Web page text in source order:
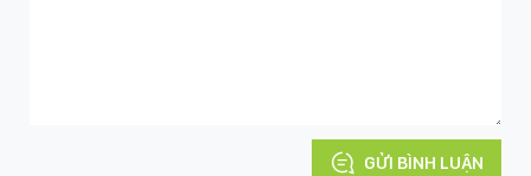
GỬI BÌNH LUẬN